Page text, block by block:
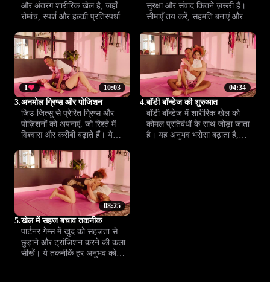
और अंतरंग शारीरिक खेल है, जहाँ
रोमांच, स्पर्श और हल्की प्रतिस्पर्धा
सबक आपके संबंध को नई ऊर्जा देगा।
सुरक्षा और संवाद कितने ज़रूरी हैं।
सीमाएँ तय करें, सहमति बनाएं और
करें।
10:03
1
3.अनमोल ग्रिप्स और पोजिशन
जिउ-जित्सु से प्रेरित ग्रिप्स और
पोज़िशनों को अपनाएं, जो रिश्ते में
विश्वास और करीबी बढ़ाते हैं। ये
ऊर्जा और आनंद का अनुभव कराती
हैं।
04:34
4.बॉडी बॉन्डेज की शुरुआत
बॉडी बॉन्डेज में शारीरिक खेल को
कोमल प्रतिबंधों के साथ जोड़ा जाता
है। यह अनुभव भरोसा बढ़ाता है,
08:25
5.खेल में सहज बचाव तकनीक
पार्टनर गेम्स में खुद को सहजता से
छुड़ाने और ट्रांजिशन करने की कला
सीखें। ये तकनीकें हर अनुभव को